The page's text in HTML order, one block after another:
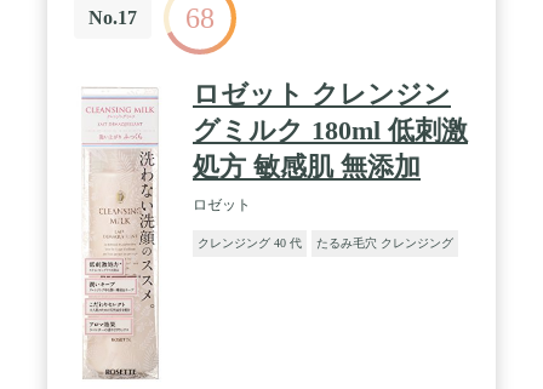
No.17 68
ロゼット クレンジン
グミルク 180ml 低刺激
処方 敏感肌 無添加
ロゼット
クレンジング 40 代 たるみ毛穴 クレンジング